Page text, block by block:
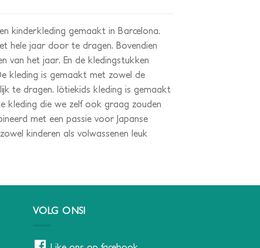
kinderkleding gemaakt in Barcelona.
hele jaar door te dragen. Bovendien
van het jaar. En de kledingstukken
kleding is gemaakt met zowel de
te dragen. lötiekids kleding is gemaakt
kleding die we zelf ook graag zouden
met een passie voor Japanse
kinderen als volwassenen leuk
VOLG ONS!